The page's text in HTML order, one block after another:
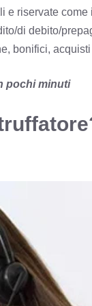
riservate come
di debito/
bonifici, acquisti
pochi minuti